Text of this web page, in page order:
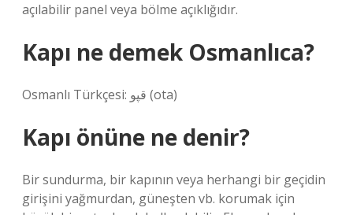
açılabilir panel veya bölme açıklığıdır.
Kapı ne demek Osmanlıca?
Osmanlı Türkçesi: قپو‎ (ota)
Kapı önüne ne denir?
Bir sundurma, bir kapının veya herhangi bir geçidin
girişini yağmurdan, güneşten vb. korumak için